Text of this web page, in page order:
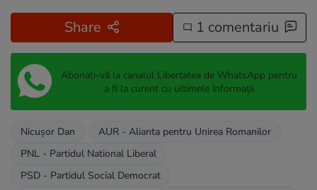
Share 1 comentariu
Abonați-vă la canalul Libertatea de WhatsApp pentru
a fi la curent cu ultimele informații
Nicușor Dan
AUR - Alianta pentru Unirea Romanilor
PNL - Partidul National Liberal
PSD - Partidul Social Democrat